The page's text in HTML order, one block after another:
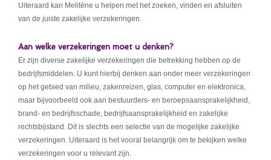
Uiteraard kan Meliténe u helpen met het zoeken, vinden en afsluiten
van de juiste zakelijke verzekeringen.
Aan welke verzekeringen moet u denken?
Er zijn diverse zakelijke verzekeringen die betrekking hebben op de
bedrijfsmiddelen. U kunt hierbij denken aan onder meer verzekeringen
op het gebied van milieu, zakenreizen, glas, computer en elektronica,
maar bijvoorbeeld ook aan bestuurders- en beroepsaansprakelijkheid,
brand- en bedrijfsschade, bedrijfsaansprakelijkheid en zakelijke
rechtsbijstand. Dit is slechts een selectie van de mogelijke zakelijke
verzekeringen. Uiteraard is het vooral belangrijk om te bekijken welke
verzekeringen voor u relevant zijn.